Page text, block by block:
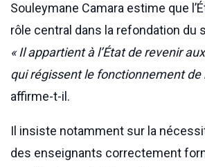
Souleymane Camara estime que
rôle central dans la refondation du
« Il appartient à l’État de revenir
qui régissent le fonctionnement de
affirme-t-il.
Il insiste notamment sur la
des enseignants correctement